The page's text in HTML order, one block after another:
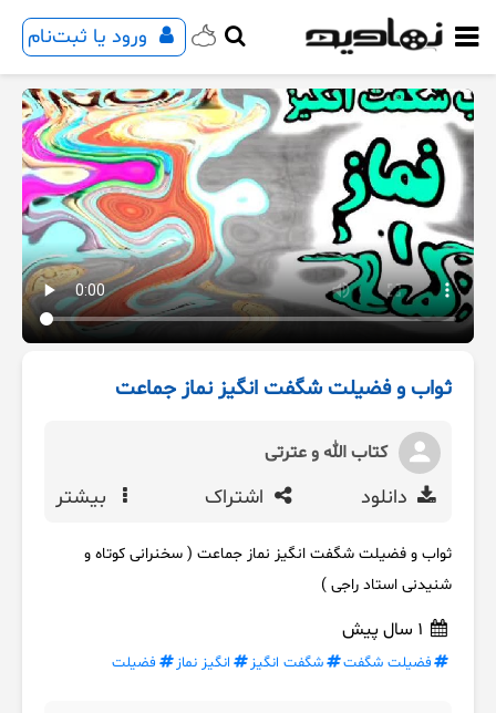
ورود یا ثبت‌نام
ثواب و فضیلت شگفت انگیز نماز جماعت
کتاب الله و عترتی
دانلود اشتراک بیشتر
ثواب و فضیلت شگفت انگیز نماز جماعت ( سخنرانی کوتاه و
شنیدنی استاد راجی )
فضیلت شگفت شگفت انگیز انگیز نماز فضیلت